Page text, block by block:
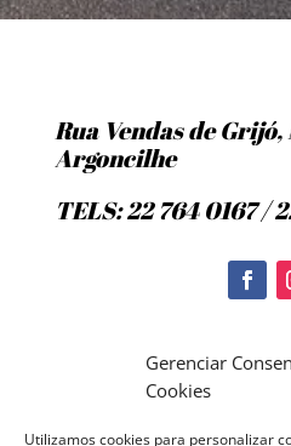
Gerenciar
Cookies
Utilizamos cookies para personalizar
Rua Vendas de Grijó,
Argoncilhe
TELS: 22 764 0167 /
Politica de